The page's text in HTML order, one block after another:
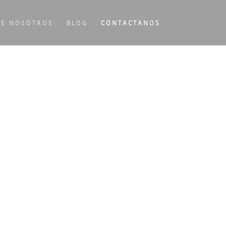
NOSOTROS BLOG CONTACTANOS